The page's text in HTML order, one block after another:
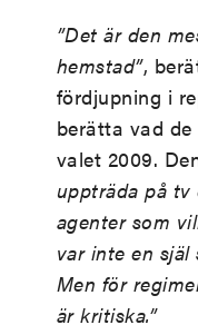
”Det är den
hemstad”,
fördjupning i
berätta vad
valet 2009.
uppträda på
agenter som
var inte en
Men för
är kritiska.”